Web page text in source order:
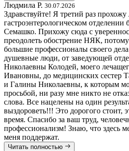
Людмила Р. 30.07.2026
Здравствуйте! Я третий раз прохожу
гастроэнтерологическом
Семашко. Прихожу сюда с
преодолеть обострение НЯК, потому
большие профессионалы своего
душевные люди, от заведующей
Николаевны Колодей, моего
Ивановны, до медицинских сестер
и Галины Николаевны, к которым
просьбой, ни разу мне никто не
слова. Все нацелены на один
выздороветь!!! Это дорогого стоит,
время. Спасибо за ваш труд,
профессионализм! Знаю, что здесь
меня поддержат.
Читать полностью